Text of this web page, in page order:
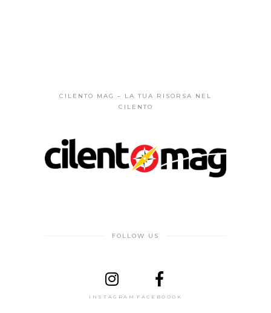
CILENTO MAG – LA TUA RISORSA NEL
CILENTO
FOLLOW US
INSTAGRAM FACEBOOOK